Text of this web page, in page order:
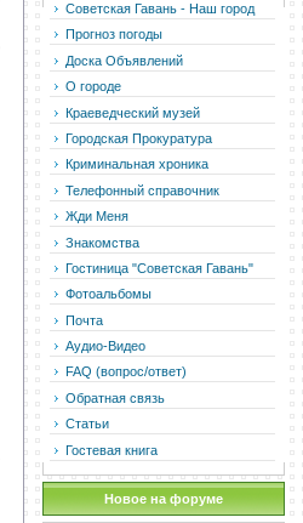
Советская Гавань - Наш город
Прогноз погоды
Доска Объявлений
О городе
Краеведческий музей
Городская Прокуратура
Криминальная хроника
Телефонный справочник
Жди Меня
Знакомства
Гостиница "Советская Гавань"
Фотоальбомы
Почта
Аудио-Видео
FAQ (вопрос/ответ)
Обратная связь
Статьи
Гостевая книга
Новое на форуме